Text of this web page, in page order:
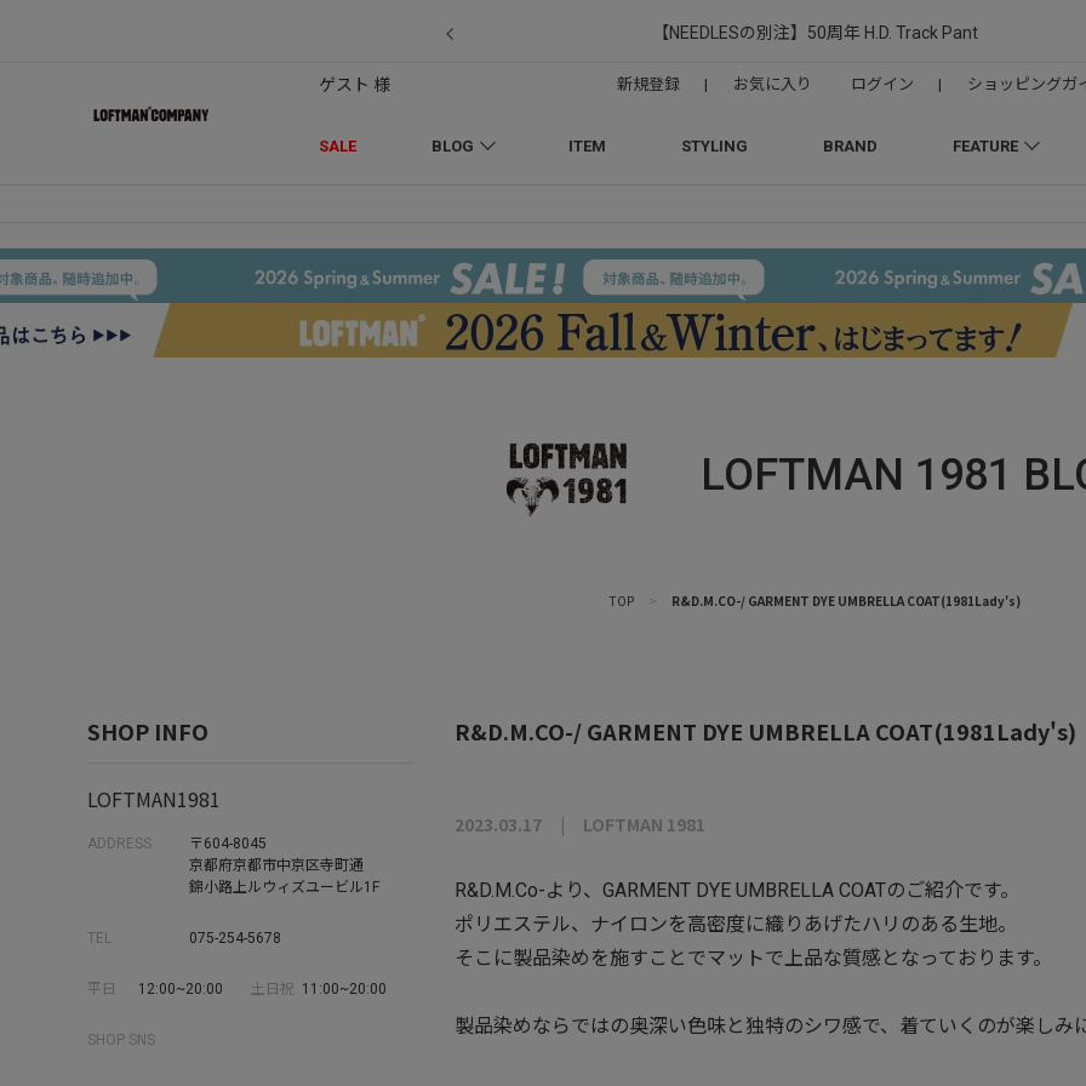
【NEEDLESの別注】50周年 H.D. Track Pant
SALE BLOG ITEM STYLING BRAND FEATURE
ゲスト 様 新規登録 | お気に入り ログイン | ショッピングガ
LOFTMAN 1981
TOP > R&D.M.CO-/ GARMENT DYE UMBRELLA COAT(1981Lady's)
SHOP INFO
LOFTMAN1981
ADDRESS
〒604-8045
京都府京都市中京区寺町通
錦小路上ルウィズユービル1F
TEL 075-254-5678
平日 12:00~20:00 土日祝 11:00~20:00
SHOP SNS
R&D.M.CO-/ GARMENT DYE UMBRELLA COAT(1981Lady's)
2023.03.17 LOFTMAN 1981
R&D.M.Co-より、GARMENT DYE UMBRELLA COATのご紹介です。
ポリエステル、ナイロンを高密度に織りあげたハリのある生地。
そこに製品染めを施すことでマットで上品な質感となっております。
製品染めならではの奥深い色味と独特のシワ感で、着ていくのが楽しみ